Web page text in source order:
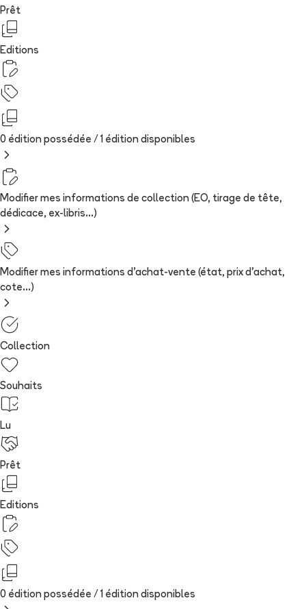
Prêt
Editions
0 édition possédée / 1 édition disponibles
Modifier mes informations de collection (EO, tirage de tête,
dédicace, ex-libris...)
Modifier mes informations d'achat-vente (état, prix d'achat,
cote...)
Collection
Souhaits
Lu
Prêt
Editions
0 édition possédée / 1 édition disponibles